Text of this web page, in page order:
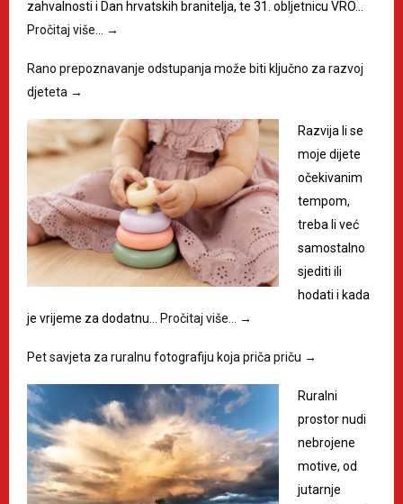
zahvalnosti i Dan hrvatskih branitelja, te 31. obljetnicu VRO…
Pročitaj više…
→
Rano prepoznavanje odstupanja može biti ključno za razvoj
djeteta →
Razvija li se
moje dijete
očekivanim
tempom,
treba li već
samostalno
sjediti ili
hodati i kada
je vrijeme za dodatnu…
Pročitaj više… →
Pet savjeta za ruralnu fotografiju koja priča priču →
Ruralni
prostor nudi
nebrojene
motive, od
jutarnje